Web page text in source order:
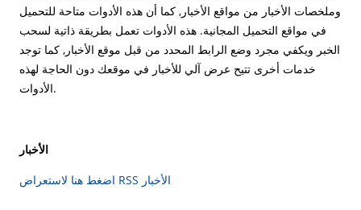
وملخصات الأخبار من مواقع الأخبار, كما أن هذه الأدوات متاحة للتحميل
في مواقع التحميل المجانية. هذه الأدوات تعمل بطريقة ذاتية لسحب
الخبر ويكفي مجرد وضع الرابط المحدد من قبل موقع الأخبار, كما توجد
خدمات أخرى تتيح عرض آلي للأخبار في موقعك دون الحاجة لهذه
الأدوات. ​
الأخبار
اضغط هنا لاستعراض RSS الأخبار